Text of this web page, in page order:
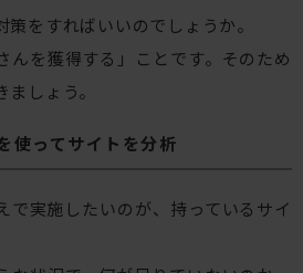
をすればいいのでしょうか。
んを獲得する」ことです。そのため
しょう。
使ってサイトを分析
で実施したいのが、持っているサイ